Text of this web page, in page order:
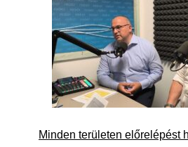
Minden területen előrelépést